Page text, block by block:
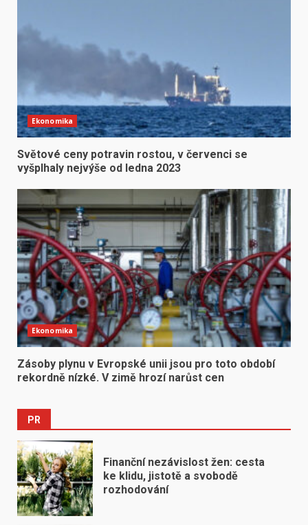
Ekonomika
Světové ceny potravin rostou, v červenci se
vyšplhaly nejvýše od ledna 2023
Ekonomika
Zásoby plynu v Evropské unii jsou pro toto období
rekordně nízké. V zimě hrozí narůst cen
PR
Finanční nezávislost žen: cesta
ke klidu, jistotě a svobodě
rozhodování